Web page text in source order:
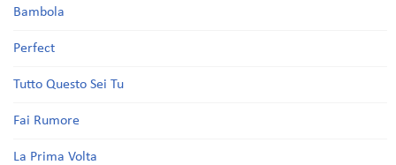
Bambola
Perfect
Tutto Questo Sei Tu
Fai Rumore
La Prima Volta